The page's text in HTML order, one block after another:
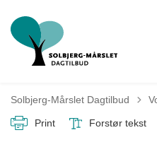
Solbjerg-Mårslet Dagtilbud
Print Forstør tekst